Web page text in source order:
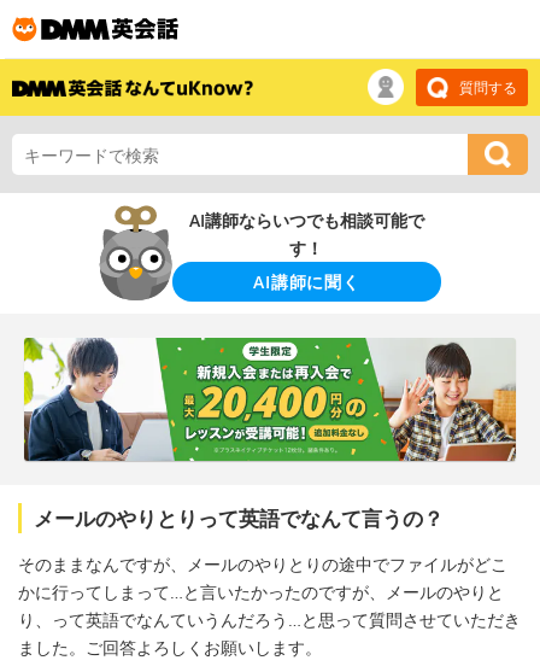
質問する
AI講師ならいつでも相談可能で
す！
AI講師に聞く
メールのやりとりって英語でなんて言うの？
そのままなんですが、メールのやりとりの途中でファイルがどこ
かに行ってしまって…と言いたかったのですが、メールのやりと
り、って英語でなんていうんだろう…と思って質問させていただき
ました。ご回答よろしくお願いします。